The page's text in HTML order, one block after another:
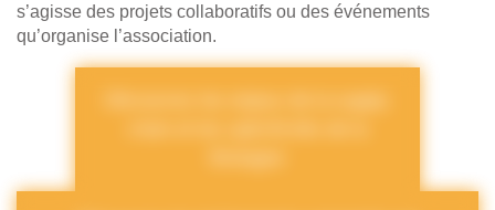
s’agisse des projets collaboratifs ou des événements
qu’organise l’association.